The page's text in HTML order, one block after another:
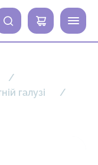
0
галузі